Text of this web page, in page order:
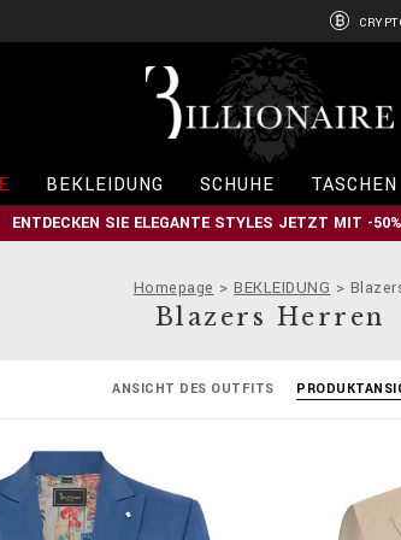
l
o
n
a
e
BEKLEIDUNG SCHUHE TASCHEN
ENTDECKEN SIE ELEGANTE STYLES JETZT MIT -
Homepage BEKLEIDUNG
Blazers Herren
ANSICHT DES OUTFITS